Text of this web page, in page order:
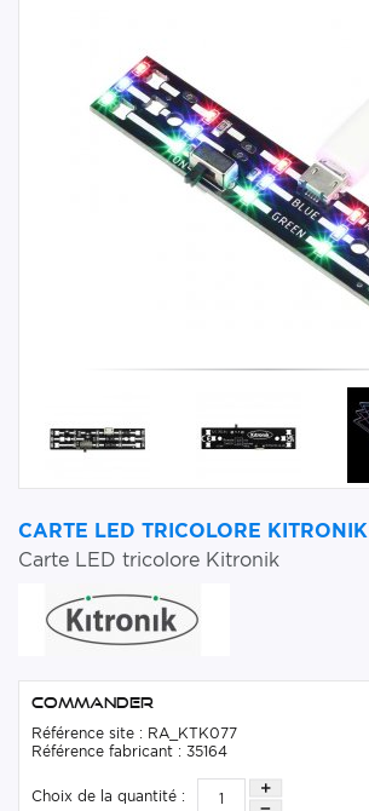
CARTE LED TRICOLORE KITRONIK
Carte LED tricolore Kitronik
Commander
Référence site : RA_KTK077
Référence fabricant : 35164
Choix de la quantité :